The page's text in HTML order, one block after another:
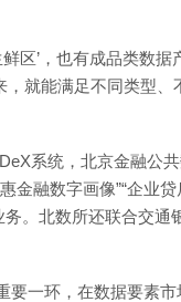
区’，也有成品类数据
，就能满足不同类型、
系统，北京金融公
金融数字画像”“企业贷
。北数所还联合交通
要一环，在数据要素市